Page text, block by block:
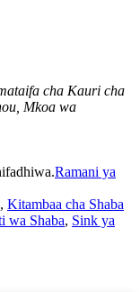
cha Kauri cha
Mkoa wa
Ramani ya
, Kitambaa cha Shaba
wa Shaba, Sink ya